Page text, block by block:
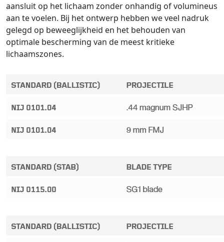
aansluit op het lichaam zonder onhandig of volumineus
aan te voelen. Bij het ontwerp hebben we veel nadruk
gelegd op beweeglijkheid en het behouden van
optimale bescherming van de meest kritieke
lichaamszones.